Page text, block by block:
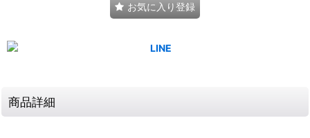
お気に入り登録
商品詳細